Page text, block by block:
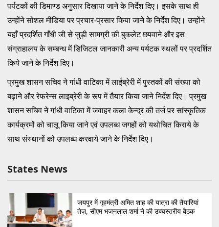
पर्यटकों की डिमाण्ड अनुसार दिखाया जाने के निर्देश दिए। इसके साथ ही
उन्होंने सोशल मीडिया पर प्रचार-प्रसार किया जाने के निर्देश दिए। उन्होंने
यहाँ प्रदर्शित गाँधी जी से जुड़ी सामग्री की बुकलेट छपवाने और इस
संग्राहालय के सम्बन्ध में डिजिटल जानकारी अन्य पर्यटक स्थलों पर प्रदर्शित
किये जाने के निर्देश दिए।
प्रमुख शासन सचिव ने गांधी वाटिका में लाईब्रेरी में पुस्तकों की संख्या को
बढ़ाने और रेफरेन्स लाइब्रेरी के रूप में तैयार किया जाने निर्देश दिए। प्रमुख
शासन सचिव ने गांधी वाटिका में जवाहर कला केन्द्र की तर्ज पर सांस्कृतिक
कार्यक्रमों को चालू किया जाने एवं उपलब्ध जगहों को यथोचित किराये के
साथ संस्थानों को उपलब्ध करवाये जाने के निर्देश दिए।
States News
जयपुर में गृहमंत्री अमित शाह की यात्रा की तैयारियां
तेज़, सीएम भजनलाल शर्मा ने की उच्चस्तरीय बैठक